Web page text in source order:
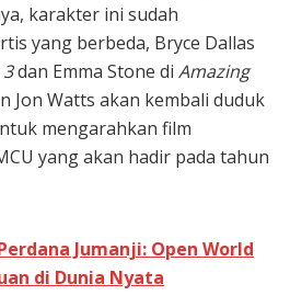
karakter ini sudah
yang berbeda, Bryce Dallas
dan Emma Stone di Amazing
Jon Watts akan kembali duduk
mengarahkan film
yang akan hadir pada tahun
Jumanji: Open World
di Dunia Nyata